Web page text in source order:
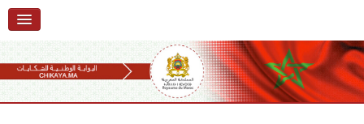
الرئيسية
حول البوابة